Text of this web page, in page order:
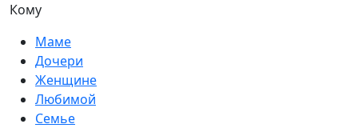
Кому
Маме
Дочери
Женщине
Любимой
Семье